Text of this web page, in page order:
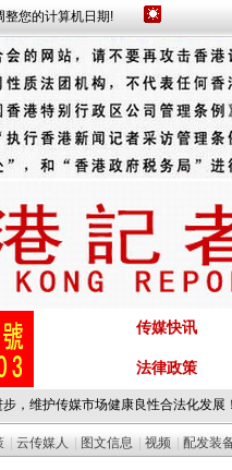
您的计算机日期!
传媒快讯
法律政策
步，维护传媒市场健康良性合法化发展
云传媒人 图文信息 视频 配发装